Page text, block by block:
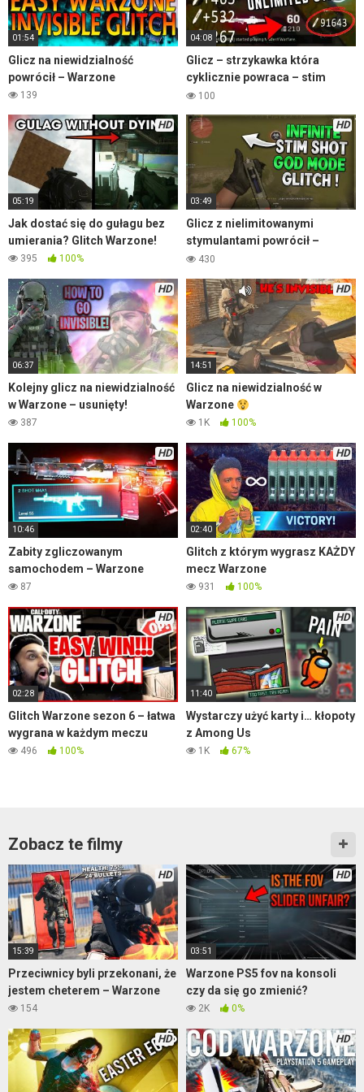
01:54
Glicz na niewidzialność
powrócił – Warzone
139
04:08
Glicz – strzykawka która
cyklicznie powraca – stim
glitch Warzone
100
HD
05:19
Jak dostać się do gułagu bez
umierania? Glitch Warzone!
395 100%
HD
03:49
Glicz z nielimitowanymi
stymulantami powrócił –
Warzone
430
HD
06:37
Kolejny glicz na niewidzialność
w Warzone – usunięty!
387
HD
14:51
Glicz na niewidzialność w
Warzone
1K 100%
HD
10:46
Zabity zgliczowanym
samochodem – Warzone
87
HD
02:40
Glitch z którym wygrasz KAŻDY
mecz Warzone
931 100%
HD
02:28
Glitch Warzone sezon 6 – łatwa
wygrana w każdym meczu
496 100%
HD
11:40
Wystarczy użyć karty i… kłopoty
z Among Us
1K 67%
Zobacz te filmy
HD
15:39
Przeciwnicy byli przekonani, że
jestem cheterem – Warzone
154
HD
03:51
Warzone PS5 fov na konsoli
czy da się go zmienić?
2K 0%
HD HD